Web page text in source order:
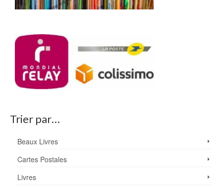
Trier par…
Beaux Livres
Cartes Postales
Livres